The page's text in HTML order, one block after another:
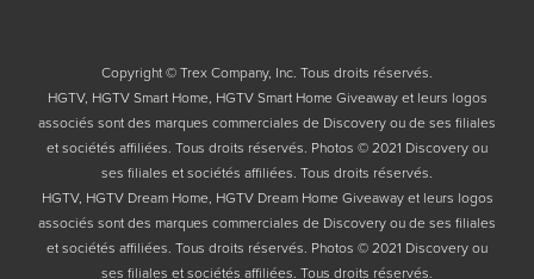
Copyright © Trex Company, Inc. Tous droits réservés.
HGTV, HGTV Smart Home, HGTV Smart Home Giveaway et leurs logos
associés sont des marques commerciales de Discovery ou de ses filiales
et sociétés affiliées. Tous droits réservés. Photos © 2021 Discovery ou
ses filiales et sociétés affiliées. Tous droits réservés.
HGTV, HGTV Dream Home, HGTV Dream Home Giveaway et leurs logos
associés sont des marques commerciales de Discovery ou de ses filiales
et sociétés affiliées. Tous droits réservés. Photos © 2021 Discovery ou
ses filiales et sociétés affiliées. Tous droits réservés.